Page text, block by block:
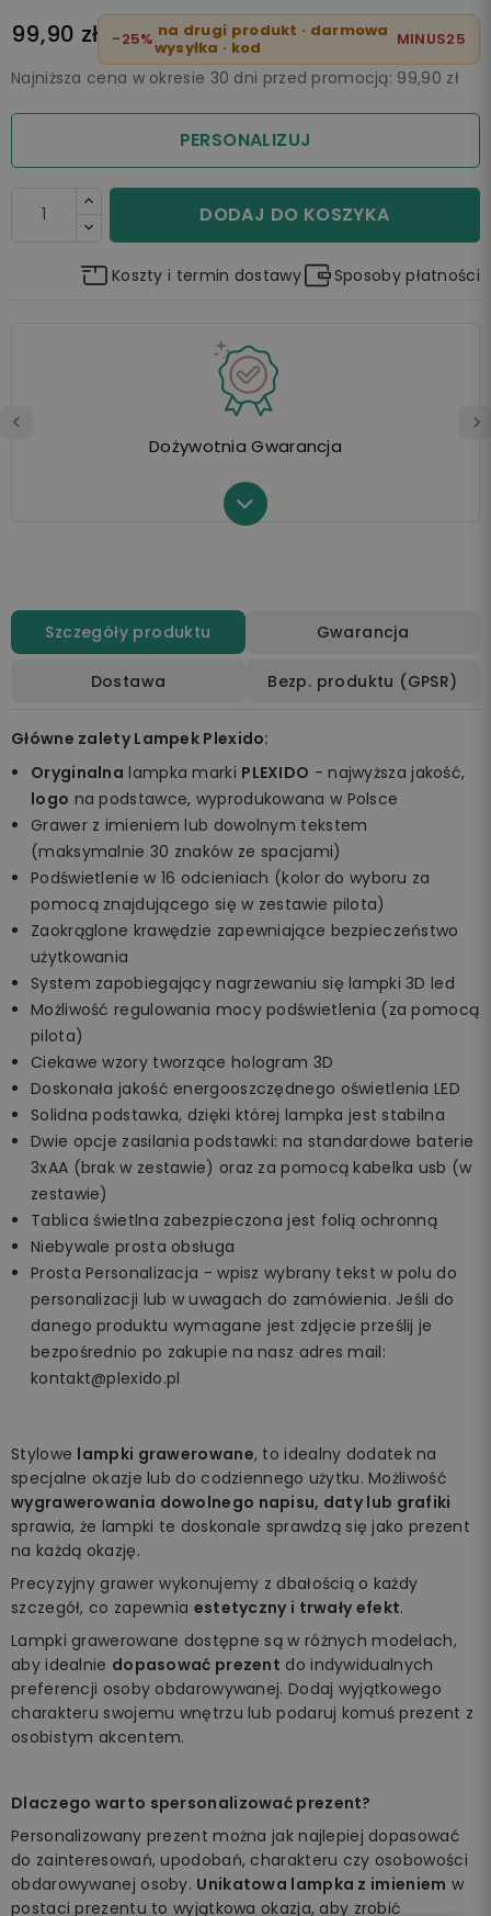
99,90 zł -25% na drugi produkt · darmowa
wysyłka · kod
MINUS25
Najniższa cena w okresie 30 dni przed promocją: 99,90 zł
PERSONALIZUJ
DODAJ DO KOSZYKA
Koszty i termin dostawy Sposoby płatności
Dożywotnia Gwarancja
Szczegóły produktu Gwarancja
Dostawa Bezp. produktu (GPSR)
Główne zalety Lampek Plexido:
Oryginalna lampka marki PLEXIDO - najwyższa jakość,
logo na podstawce, wyprodukowana w Polsce
Grawer z imieniem lub dowolnym tekstem
(maksymalnie 30 znaków ze spacjami)
Podświetlenie w 16 odcieniach (kolor do wyboru za
pomocą znajdującego się w zestawie pilota)
Zaokrąglone krawędzie zapewniające bezpieczeństwo
użytkowania
System zapobiegający nagrzewaniu się lampki 3D led
Możliwość regulowania mocy podświetlenia (za pomocą
pilota)
Ciekawe wzory tworzące hologram 3D
Doskonała jakość energooszczędnego oświetlenia LED
Solidna podstawka, dzięki której lampka jest stabilna
Dwie opcje zasilania podstawki: na standardowe baterie
3xAA (brak w zestawie) oraz za pomocą kabelka usb (w
zestawie)
Tablica świetlna zabezpieczona jest folią ochronną
Niebywale prosta obsługa
Prosta Personalizacja - wpisz wybrany tekst w polu do
personalizacji lub w uwagach do zamówienia. Jeśli do
danego produktu wymagane jest zdjęcie prześlij je
bezpośrednio po zakupie na nasz adres mail:
kontakt@plexido.pl
Stylowe lampki grawerowane, to idealny dodatek na
specjalne okazje lub do codziennego użytku. Możliwość
wygrawerowania dowolnego napisu, daty lub grafiki
sprawia, że lampki te doskonale sprawdzą się jako prezent
na każdą okazję.
Precyzyjny grawer wykonujemy z dbałością o każdy
szczegół, co zapewnia estetyczny i trwały efekt.
Lampki grawerowane dostępne są w różnych modelach,
aby idealnie dopasować prezent do indywidualnych
preferencji osoby obdarowywanej. Dodaj wyjątkowego
charakteru swojemu wnętrzu lub podaruj komuś prezent z
osobistym akcentem.
Dlaczego warto spersonalizować prezent?
Personalizowany prezent można jak najlepiej dopasować
do zainteresowań, upodobań, charakteru czy osobowości
obdarowywanej osoby. Unikatowa lampka z imieniem w
postaci prezentu to wyjątkowa okazja, aby zrobić